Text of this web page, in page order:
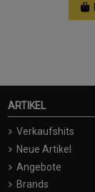
ARTIKEL
Verkaufshits
Neue Artikel
Angebote
Brands